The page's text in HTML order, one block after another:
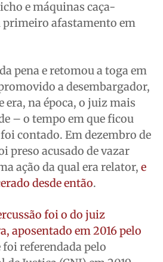
e máquinas caça-
primeiro afastamento em
pena e retomou a toga em
a desembargador,
era, na época, o juiz mais
– o tempo em que ficou
contado. Em dezembro de
preso acusado de vazar
ação da qual era relator, e
desde então.
foi o do juiz
aposentado em 2016 pelo
foi referendada pelo